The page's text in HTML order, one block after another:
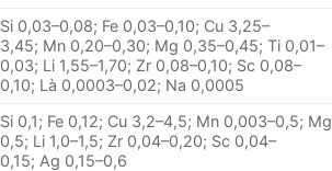
Si 0,03–0,08; Fe 0,03–0,10; Cu 3,25–
3,45; Mn 0,20–0,30; Mg 0,35–0,45; Ti 0,01–
0,03; Li 1,55–1,70; Zr 0,08–0,10; Sc 0,08–
0,10; Là 0,0003–0,02; Na 0,0005
Si 0,1; Fe 0,12; Cu 3,2–4,5; Mn 0,003–0,5;
0,5; Li 1,0–1,5; Zr 0,04–0,20; Sc 0,04–
0,15; Ag 0,15–0,6